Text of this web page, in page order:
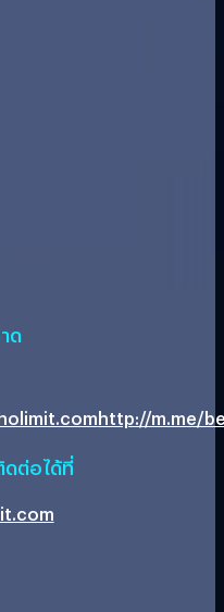
ด
http://m.me/
ต่อได้ที่